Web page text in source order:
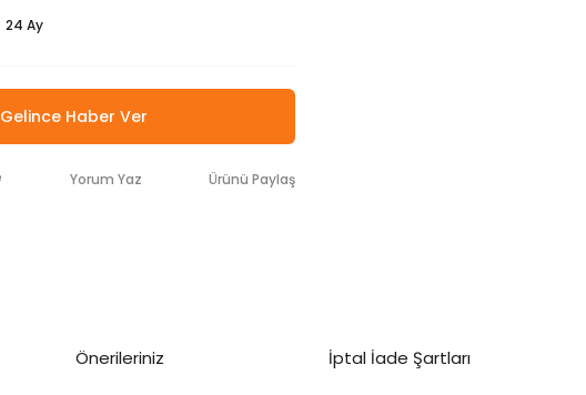
24 Ay
Gelince Haber Ver
Yorum Yaz Ürünü Paylaş
Önerileriniz İptal İade Şartları